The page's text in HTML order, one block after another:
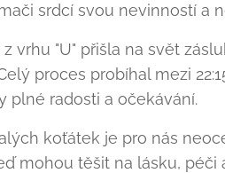
srdcí svou nevinností a
vrhu "U" přišla na svět
proces probíhal mezi
plné radosti a očekávání.
koťátek je pro nás
mohou těšit na lásku, péči